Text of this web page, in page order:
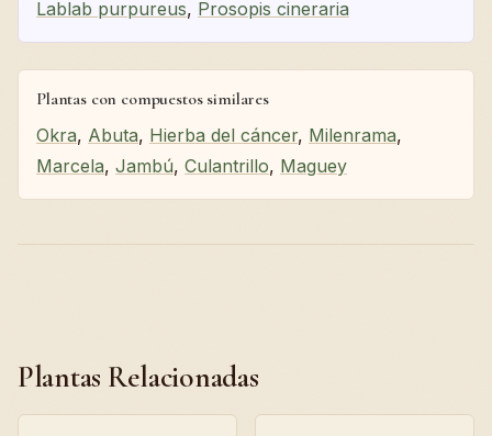
Lablab purpureus, Prosopis cineraria
Plantas con compuestos similares
Okra, Abuta, Hierba del cáncer, Milenrama,
Marcela, Jambú, Culantrillo, Maguey
Plantas Relacionadas